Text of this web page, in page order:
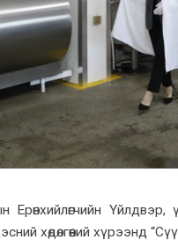
Ерөнхийлөгчийн Үйлдвэр,
хөдөлгөөний хүрээнд